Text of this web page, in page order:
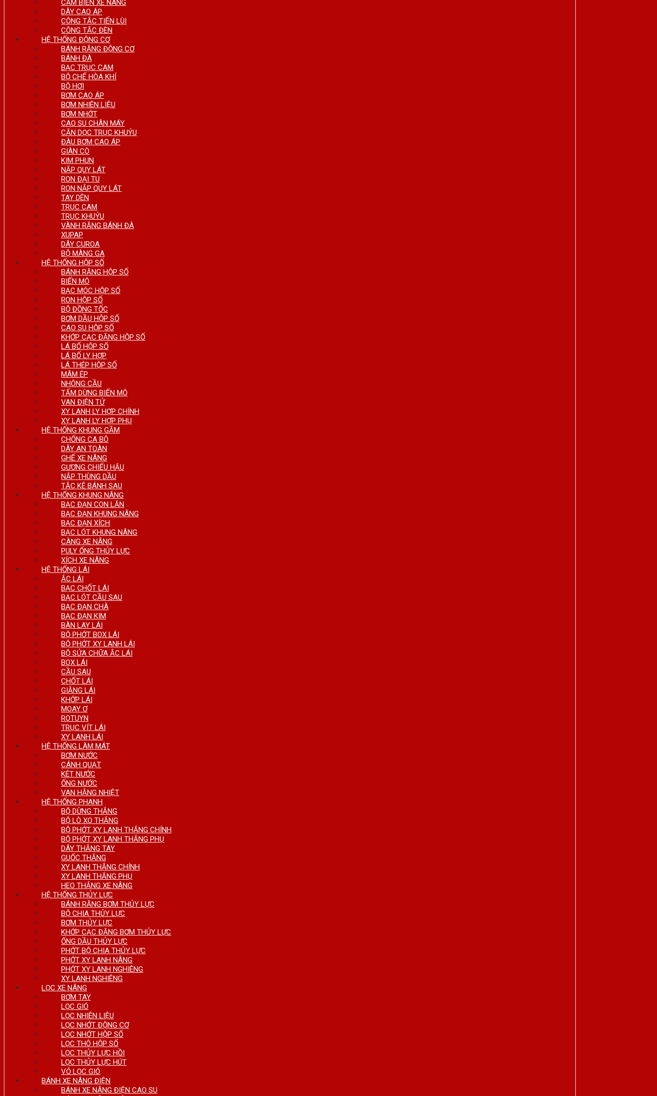
CẢM BIẾN XE NÂNG
DÂY CAO ÁP
CÔNG TẮC TIẾN LÙI
CÔNG TẮC ĐÈN
HỆ THỐNG ĐỘNG CƠ
BÁNH RĂNG ĐỘNG CƠ
BÁNH ĐÀ
BẠC TRỤC CAM
BỘ CHẾ HÒA KHÍ
BỘ HƠI
BƠM CAO ÁP
BƠM NHIÊN LIỆU
BƠM NHỚT
CAO SU CHÂN MÁY
CĂN DỌC TRỤC KHUỶU
ĐÀU BƠM CAO ÁP
GIÀN CÒ
KIM PHUN
NẮP QUY LÁT
RON ĐẠI TU
RON NẮP QUY LÁT
TAY DÊN
TRỤC CAM
TRỤC KHUỶU
VÀNH RĂNG BÁNH ĐÀ
XUPAP
DÂY CUROA
BỘ MÀNG GA
HỆ THỐNG HỘP SỐ
BÁNH RĂNG HỘP SỐ
BIẾN MÔ
BẠC MÓC HỘP SỐ
RON HỘP SỐ
BỘ ĐỒNG TỐC
BƠM DẦU HỘP SỐ
CAO SU HỘP SỐ
KHỚP CẠC ĐĂNG HỘP SỐ
LÁ BỐ HỘP SỐ
LÁ BỐ LY HỢP
LÁ THÉP HỘP SỐ
MÂM ÉP
NHÔNG CẦU
TẤM DỪNG BIẾN MÔ
VAN ĐIỆN TỬ
XY LANH LY HỢP CHÍNH
XY LANH LY HỢP PHỤ
HỆ THỐNG KHUNG GẦM
CHỐNG CA BÔ
DÂY AN TOÀN
GHẾ XE NÂNG
GƯƠNG CHIẾU HẬU
NẮP THÙNG DẦU
TẮC KÊ BÁNH SAU
HỆ THỐNG KHUNG NÂNG
BẠC ĐẠN CON LĂN
BẠC ĐẠN KHUNG NÂNG
BẠC ĐẠN XÍCH
BẠC LÓT KHUNG NÂNG
CÀNG XE NÂNG
PULY ỐNG THỦY LỰC
XÍCH XE NÂNG
HỆ THỐNG LÁI
ẮC LÁI
BẠC CHỐT LÁI
BẠC LÓT CẦU SAU
BẠC ĐẠN CHÀ
BẠC ĐẠN KIM
BÀN LAY LÁI
BỘ PHỚT BOX LÁI
BỘ PHỚT XY LANH LÁI
BỘ SỬA CHỮA ẮC LÁI
BOX LÁI
CẦU SAU
CHỐT LÁI
GIẰNG LÁI
KHỚP LÁI
MOAY Ơ
ROTUYN
TRỤC VÍT LÁI
XY LANH LÁI
HỆ THỐNG LÀM MÁT
BƠM NƯỚC
CÁNH QUẠT
KÉT NƯỚC
ỐNG NƯỚC
VAN HẰNG NHIỆT
HỆ THỐNG PHANH
BỘ DỪNG THẮNG
BỘ LÒ XO THẮNG
BỘ PHỚT XY LANH THẮNG CHÍNH
BỘ PHỚT XY LANH THẮNG PHỤ
DÂY THẮNG TAY
GUỐC THẮNG
XY LANH THẮNG CHÍNH
XY LANH THẮNG PHỤ
HEO THẮNG XE NÂNG
HỆ THỐNG THỦY LỰC
BÁNH RĂNG BƠM THỦY LỰC
BỘ CHIA THỦY LỰC
BƠM THỦY LỰC
KHỚP CẠC ĐĂNG BƠM THỦY LỰC
ỐNG DẦU THỦY LỰC
PHỚT BỘ CHIA THỦY LỰC
PHỚT XY LANH NÂNG
PHỚT XY LANH NGHIÊNG
XY LANH NGHIÊNG
LỌC XE NÂNG
BƠM TAY
LỌC GIÓ
LỌC NHIÊN LIỆU
LỌC NHỚT ĐỘNG CƠ
LỌC NHỚT HỘP SỐ
LỌC THÔ HỘP SỐ
LỌC THỦY LỰC HỒI
LỌC THỦY LỰC HÚT
VỎ LỌC GIÓ
BÁNH XE NÂNG ĐIỆN
BÁNH XE NÂNG ĐIỆN CAO SU